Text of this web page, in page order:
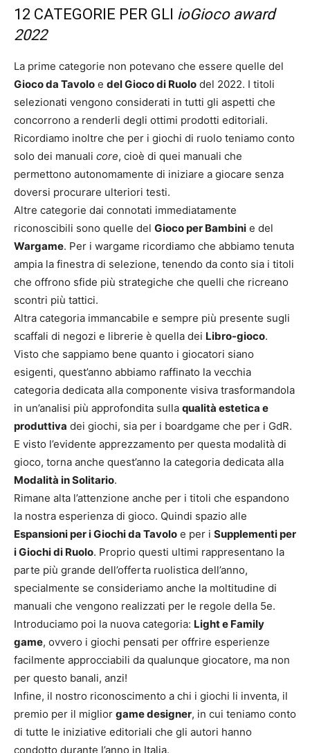
12 CATEGORIE PER GLI ioGioco award
2022
La prime categorie non potevano che essere quelle del
Gioco da Tavolo e del Gioco di Ruolo del 2022. I titoli
selezionati vengono considerati in tutti gli aspetti che
concorrono a renderli degli ottimi prodotti editoriali.
Ricordiamo inoltre che per i giochi di ruolo teniamo conto
solo dei manuali core, cioè di quei manuali che
permettono autonomamente di iniziare a giocare senza
doversi procurare ulteriori testi.
Altre categorie dai connotati immediatamente
riconoscibili sono quelle del Gioco per Bambini e del
Wargame. Per i wargame ricordiamo che abbiamo tenuta
ampia la finestra di selezione, tenendo da conto sia i titoli
che offrono sfide più strategiche che quelli che ricreano
scontri più tattici.
Altra categoria immancabile e sempre più presente sugli
scaffali di negozi e librerie è quella dei Libro-gioco.
Visto che sappiamo bene quanto i giocatori siano
esigenti, quest’anno abbiamo raffinato la vecchia
categoria dedicata alla componente visiva trasformandola
in un’analisi più approfondita sulla qualità estetica e
produttiva dei giochi, sia per i boardgame che per i GdR.
E visto l’evidente apprezzamento per questa modalità di
gioco, torna anche quest’anno la categoria dedicata alla
Modalità in Solitario.
Rimane alta l’attenzione anche per i titoli che espandono
la nostra esperienza di gioco. Quindi spazio alle
Espansioni per i Giochi da Tavolo e per i Supplementi per
i Giochi di Ruolo. Proprio questi ultimi rappresentano la
parte più grande dell’offerta ruolistica dell’anno,
specialmente se consideriamo anche la moltitudine di
manuali che vengono realizzati per le regole della 5e.
Introduciamo poi la nuova categoria: Light e Family
game, ovvero i giochi pensati per offrire esperienze
facilmente approcciabili da qualunque giocatore, ma non
per questo banali, anzi!
Infine, il nostro riconoscimento a chi i giochi li inventa, il
premio per il miglior game designer, in cui teniamo conto
di tutte le iniziative editoriali che gli autori hanno
condotto durante l’anno in Italia.